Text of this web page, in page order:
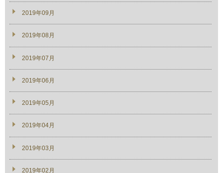
2019年09月
2019年08月
2019年07月
2019年06月
2019年05月
2019年04月
2019年03月
2019年02月